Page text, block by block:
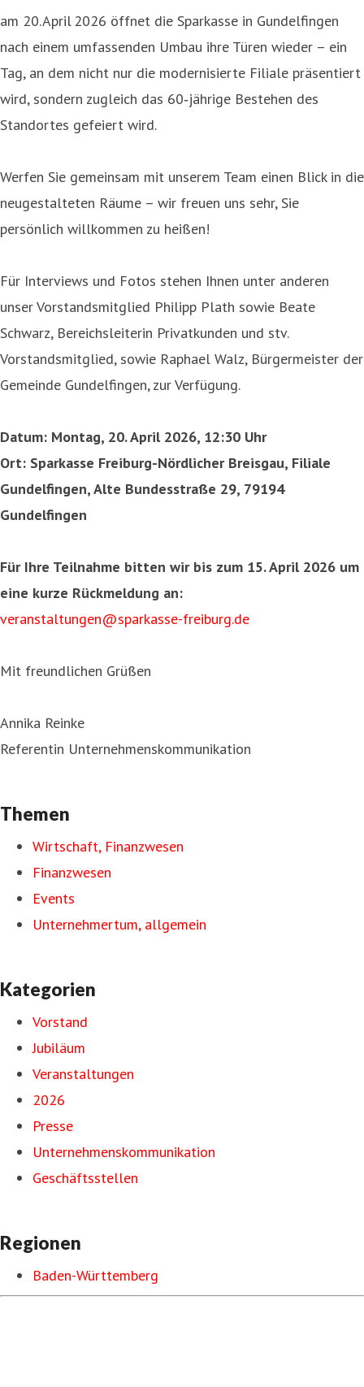
am 20. April 2026 öffnet die Sparkasse in Gundelfingen
nach einem umfassenden Umbau ihre Türen wieder – ein
Tag, an dem nicht nur die modernisierte Filiale präsentiert
wird, sondern zugleich das 60‑jährige Bestehen des
Standortes gefeiert wird.
Werfen Sie gemeinsam mit unserem Team einen Blick in die
neugestalteten Räume – wir freuen uns sehr, Sie
persönlich willkommen zu heißen!
Für Interviews und Fotos stehen Ihnen unter anderen
unser Vorstandsmitglied Philipp Plath sowie Beate
Schwarz, Bereichsleiterin Privatkunden und stv.
Vorstandsmitglied, sowie Raphael Walz, Bürgermeister der
Gemeinde Gundelfingen, zur Verfügung.
Datum: Montag, 20. April 2026, 12:30 Uhr
Ort: Sparkasse Freiburg-Nördlicher Breisgau, Filiale
Gundelfingen,Alte Bundesstraße 29, 79194
Gundelfingen
Für Ihre Teilnahme bitten wir bis zum 15. April 2026 um
eine kurze Rückmeldung an:
veranstaltungen@sparkasse-freiburg.de
Mit freundlichen Grüßen
Annika Reinke
Referentin Unternehmenskommunikation
Themen
Wirtschaft, Finanzwesen
Finanzwesen
Events
Unternehmertum, allgemein
Kategorien
Vorstand
Jubiläum
Veranstaltungen
2026
Presse
Unternehmenskommunikation
Geschäftsstellen
Regionen
Baden-Württemberg